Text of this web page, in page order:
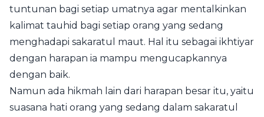
tuntunan bagi setiap umatnya agar mentalkinkan
kalimat tauhid bagi setiap orang yang sedang
menghadapi sakaratul maut. Hal itu sebagai ikhtiyar
dengan harapan ia mampu mengucapkannya
dengan baik.
Namun ada hikmah lain dari harapan besar itu, yaitu
suasana hati orang yang sedang dalam sakaratul